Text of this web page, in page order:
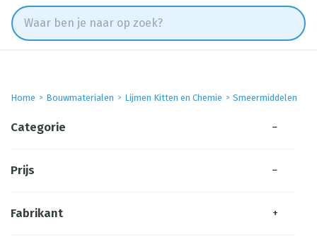
Home Bouwmaterialen Lijmen Kitten en Chemie Smeermiddelen
Categorie −
Prijs −
Fabrikant +